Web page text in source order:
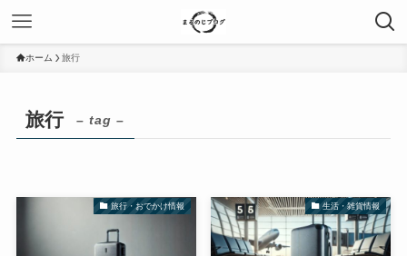
ホーム 旅行
旅行 – tag –
旅行・おでかけ情報 生活・雑貨情報